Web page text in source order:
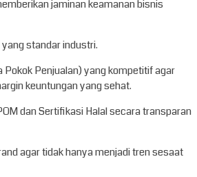
jaminan keamanan bisnis
standar industri.
Pokok Penjualan) yang kompetitif agar
keuntungan yang sehat.
dan Sertifikasi Halal secara transparan
agar tidak hanya menjadi tren sesaat